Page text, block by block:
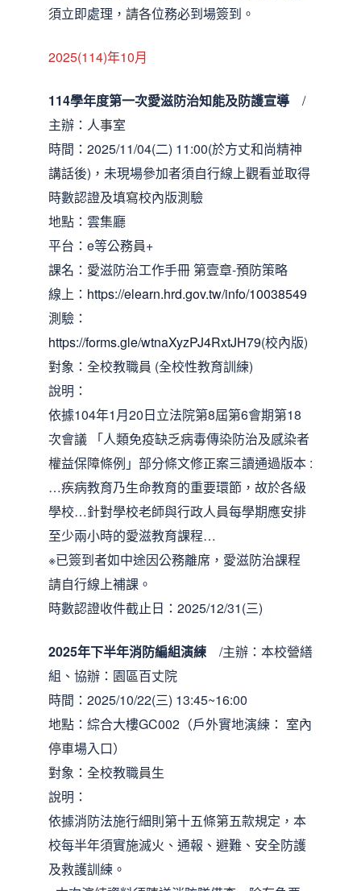
須立即處理，請各位務必到場簽到。
2025(114)年10月
114學年度第一次愛滋防治知能及防護宣導 /
主辦：人事室
時間：2025/11/04(二) 11:00(於方丈和尚精神
講話後)，未現場參加者須自行線上觀看並取得
時數認證及填寫校內版測驗
地點：雲集廳
平台：e等公務員+
課名：愛滋防治工作手冊 第壹章-預防策略
線上： https://elearn.hrd.gov.tw/info/10038549
測驗：
https://forms.gle/wtnaXyzPJ4RxtJH79(校內版)
對象：全校教職員 (全校性教育訓練)
說明：
依據104年1月20日立法院第8屆第6會期第18
次會議 「人類免疫缺乏病毒傳染防治及感染者
權益保障條例」部分條文修正案三讀通過版本 :
…疾病教育乃生命教育的重要環節，故於各級
學校…針對學校老師與行政人員每學期應安排
至少兩小時的愛滋教育課程…
※已簽到者如中途因公務離席，愛滋防治課程
請自行線上補課。
時數認證收件截止日：2025/12/31(三)
2025年下半年消防編組演練 /主辦：本校營繕
組、協辦：園區百丈院
時間：2025/10/22(三) 13:45~16:00
地點：綜合大樓GC002（戶外實地演練： 室內
停車場入口）
對象：全校教職員生
說明：
依據消防法施行細則第十五條第五款規定，本
校每半年須實施滅火、通報、避難、安全防護
及救護訓練。